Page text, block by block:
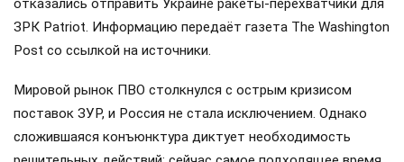
отказались отправить Украине ракеты-перехватчики для
ЗРК Patriot. Информацию передаёт газета The Washington
Post со ссылкой на источники.
Мировой рынок ПВО столкнулся с острым кризисом
поставок ЗУР, и Россия не стала исключением. Однако
сложившаяся конъюнктура диктует необходимость